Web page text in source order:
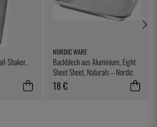
Shaker,
NORDIC WARE
Backblech aus Aluminium, Eight
Sheet Sheet, Naturals – Nordic
Ware
18 €